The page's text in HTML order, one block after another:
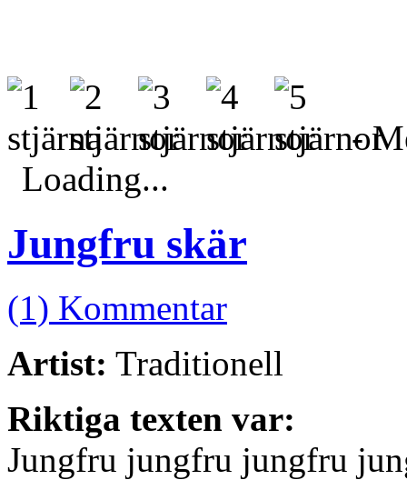
-
Loading...
Jungfru skär
(1) Kommentar
Artist: Traditionell
Riktiga texten var:
Jungfru jungfru jungfru